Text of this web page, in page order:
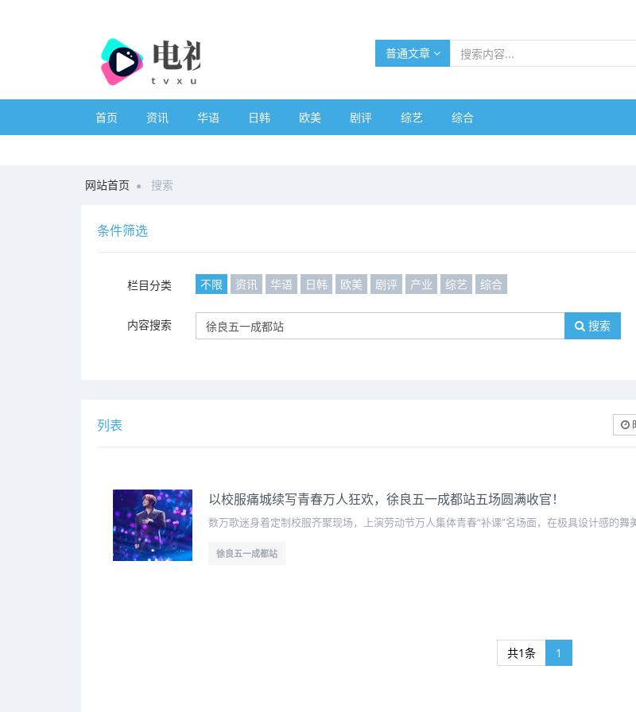
普通文章
首页 资讯 华语 日韩 欧美 剧评 综艺 综合
网站首页 搜索
条件筛选
栏目分类 不限 资讯 华语 日韩 欧美 剧评 产业 综艺 综合
内容搜索 搜索
列表
以校服痛城续写青春万人狂欢，徐良五一成都站五场圆满收官！
数万歌迷身着定制校服齐聚现场，上演劳动节万人集体青春“补课”名场面，在极具设计感的
徐良五一成都站
共1条 1